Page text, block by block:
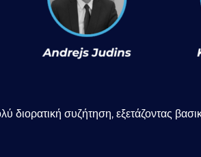
διορατική συζήτηση, εξετάζοντας